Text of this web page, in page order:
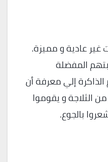
غير عادية و مميزة.
المفضلة
إلي معرفة أن
الثلاجة و يقوموا
بالجوع.